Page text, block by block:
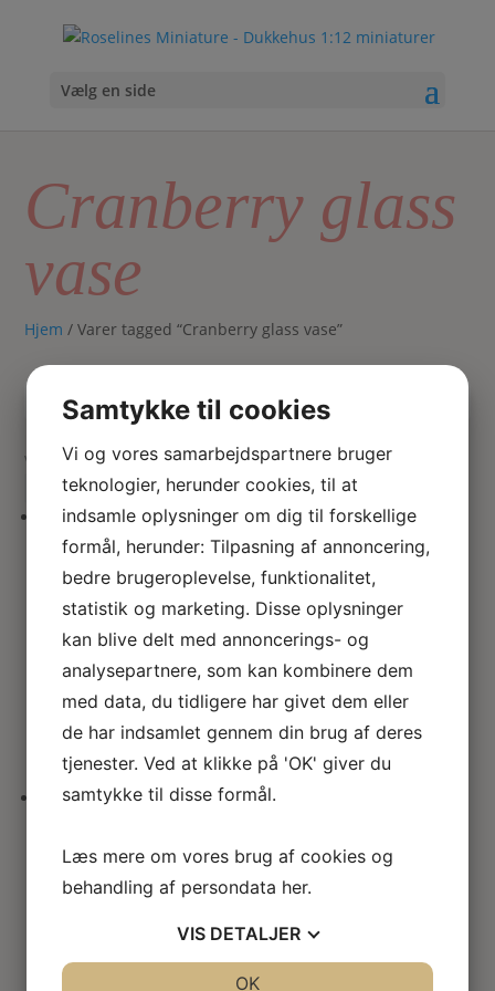
Vælg en side
Cranberry glass
vase
Hjem / Varer tagged “Cranberry glass vase”
Skriv
søger
her
Søg
Viser 2 resultaterSorteret
efter
seneste
Snoet tulipanvase i
tranebærglas
Vurd
Cranberry glass
Samtykke til cookies
Vi og vores samarbejdspartnere bruger
teknologier, herunder cookies, til at
indsamle oplysninger om dig til forskellige
formål, herunder: Tilpasning af annoncering,
bedre brugeroplevelse, funktionalitet,
statistik og marketing. Disse oplysninger
kan blive delt med annoncerings- og
analysepartnere, som kan kombinere dem
med data, du tidligere har givet dem eller
de har indsamlet gennem din brug af deres
tjenester. Ved at klikke på 'OK' giver du
samtykke til disse formål.
Læs mere om vores brug af cookies og
behandling af persondata her.
VIS DETALJER
OK